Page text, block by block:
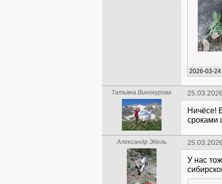
Татьяна Винокурова
Ничёсе!
сроками
Александр Эбель
У нас